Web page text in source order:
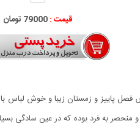
قیمت :79000 تومان
پاییز و زمستان زیبا و خوش لباس